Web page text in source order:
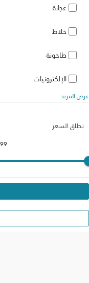
عجانة
خلاط
طاحونة
الإلكترونيات
عرض المزيد
نطاق السعر